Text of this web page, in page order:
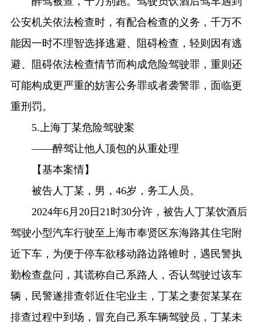
公安机关依法检查时，有配合检查的义务，千万不
能因一时不理智选择逃避、阻碍检查，轻则因有逃
避、阻碍依法检查情节而构成危险驾驶罪，重则还
可能构成更严重的妨害公务罪或者袭警罪，面临更
重刑罚。
5.上海丁某危险驾驶案
——醉驾让他人顶包的从重处理
【基本案情】
被告人丁某，男，46岁，务工人员。
2024年6月20日21时30分许，被告人丁某饮酒后
驾驶小型汽车行驶至上海市奉贤区东海路其住宅附
近下车，为便于停车欲移动路边路锥时，遇民警执
勤检查盘问，其谎称自己系路人，否认驾驶过该车
辆，民警遂排查邻近住宅业主，丁某之妻贺某某在
排查过程中到场，冒充自己系车辆驾驶员，丁某未